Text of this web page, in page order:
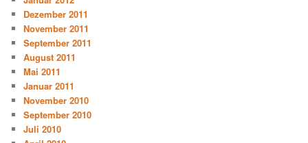
Dezember 2011
November 2011
September 2011
August 2011
Mai 2011
Januar 2011
November 2010
September 2010
Juli 2010